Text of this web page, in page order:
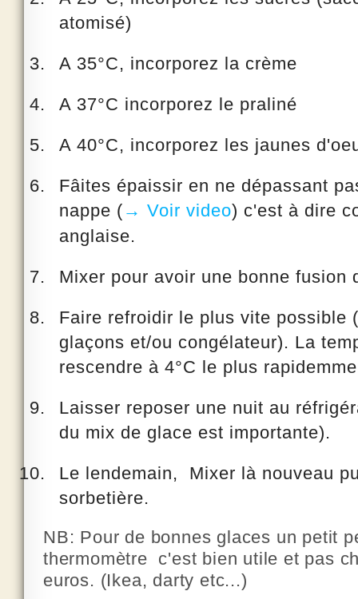
atomisé)
A 35°C, incorporez la crème
A 37°C incorporez le praliné
A 40°C, incorporez les jaunes
Fâites épaissir en ne dépassant
nappe ( → Voir video) c'est à dire
anglaise.
Mixer pour avoir une bonne fusion
Faire refroidir le plus vite possible
glaçons et/ou congélateur). La
rescendre à 4°C le plus
Laisser reposer une nuit au
du mix de glace est importante).
Le lendemain, Mixer là nouveau
sorbetière.
NB: Pour de bonnes glaces un petit
thermomètre c'est bien utile et pas
euros. (Ikea, darty etc...)